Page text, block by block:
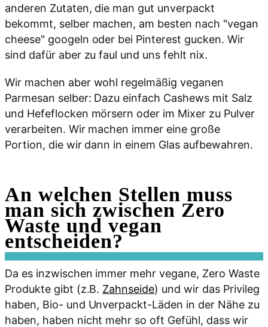
anderen Zutaten, die man gut unverpackt
bekommt, selber machen, am besten nach "vegan
cheese" googeln oder bei Pinterest gucken. Wir
sind dafür aber zu faul und uns fehlt nix.
Wir machen aber wohl regelmäßig veganen
Parmesan selber: Dazu einfach Cashews mit Salz
und Hefeflocken mörsern oder im Mixer zu Pulver
verarbeiten. Wir machen immer eine große
Portion, die wir dann in einem Glas aufbewahren.
An welchen Stellen muss
man sich zwischen Zero
Waste und vegan
entscheiden?
Da es inzwischen immer mehr vegane, Zero Waste
Produkte gibt (z.B. Zahnseide) und wir das Privileg
haben, Bio- und Unverpackt-Läden in der Nähe zu
haben, haben nicht mehr so oft Gefühl, dass wir